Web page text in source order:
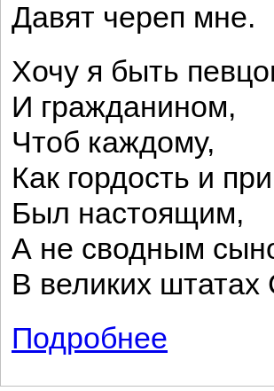
Давят череп мне.
Хочу я быть
И гражданином,
Чтоб каждому,
Как гордость и
Был настоящим,
А не сводным
В великих
Подробнее